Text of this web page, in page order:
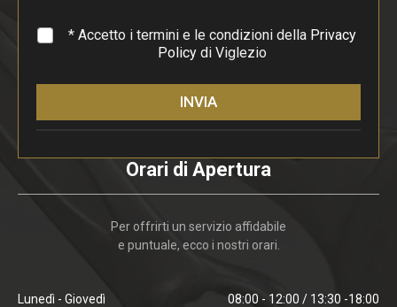
* * Accetto i termini e le condizioni della Privacy
Policydi Viglezio
INVIA
Orari di Apertura
Per offrirti un servizio affidabile
e puntuale, ecco i nostri orari.
Lunedì - Giovedì 08:00 - 12:00 / 13:30 -18:00